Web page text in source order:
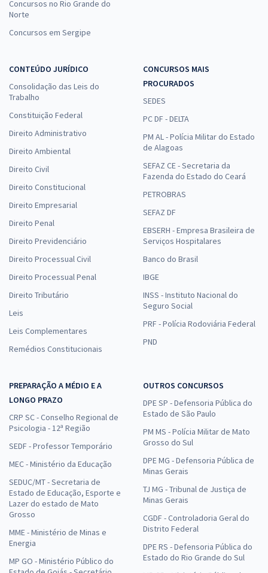
Conhecimentos Específicos para o cargo de Analista Legislativo -
Analista de Controle Externo em Finanças e Controle
à vista
R$23,33
Economize R$ 69,98 (-20%)
Comprar
ALEGO - Assembleia Legislativa do Estado de Goiás - Analista
Legislativo - Conhecimentos Específicos para Analista de Controle
Externo em Contabilidade
27,33
Economize R$ 81,98 (-20%)
Comprar
Legislativo - Conhecimentos Específicos para o cargo de
Economista
R$ 359,92
R$29,99
Economize R$ 89,98 (-20%)
Comprar
ALEGO - Assembleia Legislativa do Estado de Goiás -
Conhecimentos Específicos para o Cargo de Analista Legislativo -
Analista de Controle Interno em Finanças e Controle
R$ 279,92
Concursos no Rio Grande do
Norte
Concursos em Sergipe
CONTEÚDO JURÍDICO
Consolidação das Leis do
Trabalho
Constituição Federal
Direito Administrativo
Direito Ambiental
Direito Civil
Direito Constitucional
Direito Empresarial
Direito Penal
Direito Previdenciário
Direito Processual Civil
Direito Processual Penal
Direito Tributário
Leis
Leis Complementares
Remédios Constitucionais
CONCURSOS MAIS
PROCURADOS
SEDES
PC DF - DELTA
PM AL - Polícia Militar do Estado
de Alagoas
SEFAZ CE - Secretaria da
Fazenda do Estado do Ceará
PETROBRAS
SEFAZ DF
EBSERH - Empresa Brasileira de
Serviços Hospitalares
Banco do Brasil
IBGE
INSS - Instituto Nacional do
Seguro Social
PRF - Polícia Rodoviária Federal
PND
PREPARAÇÃO A MÉDIO E A
LONGO PRAZO
CRP SC - Conselho Regional de
Psicologia - 12ª Região
SEDF - Professor Temporário
MEC - Ministério da Educação
SEDUC/MT - Secretaria de
Estado de Educação, Esporte e
Lazer do estado de Mato
Grosso
MME - Ministério de Minas e
Energia
MP GO - Ministério Público do
OUTROS CONCURSOS
DPE SP - Defensoria Pública do
Estado de São Paulo
PM MS - Polícia Militar de Mato
Grosso do Sul
DPE MG - Defensoria Pública de
Minas Gerais
TJ MG - Tribunal de Justiça de
Minas Gerais
CGDF - Controladoria Geral do
Distrito Federal
DPE RS - Defensoria Pública do
Estado do Rio Grande do Sul